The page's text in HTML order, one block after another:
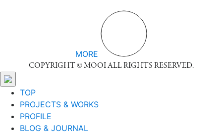
MORE
COPYRIGHT © MOOI ALL RIGHTS RESERVED.
TOP
PROJECTS & WORKS
PROFILE
BLOG & JOURNAL